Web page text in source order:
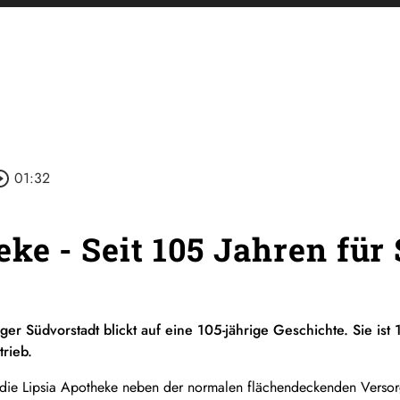
01:32
- Seit 105 Jahren für
Südvorstadt blickt auf eine 105-jährige Geschichte. Sie
Lipsia Apotheke neben der normalen flächendeckenden